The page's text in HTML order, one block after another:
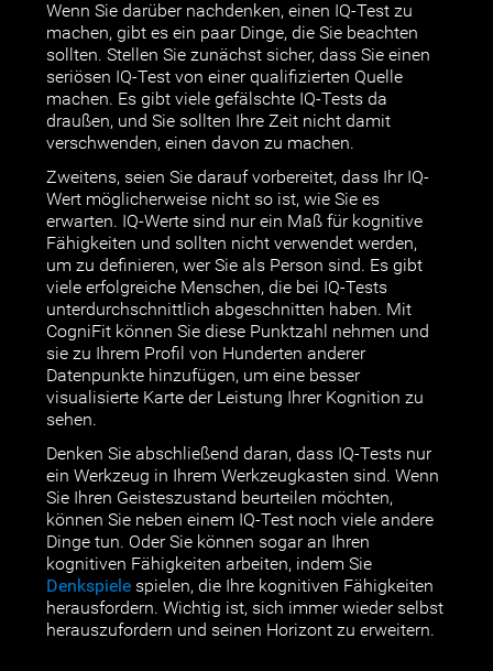
Wenn Sie darüber nachdenken, einen IQ-Test zu
machen, gibt es ein paar Dinge, die Sie beachten
sollten. Stellen Sie zunächst sicher, dass Sie einen
seriösen IQ-Test von einer qualifizierten Quelle
machen. Es gibt viele gefälschte IQ-Tests da
draußen, und Sie sollten Ihre Zeit nicht damit
verschwenden, einen davon zu machen.
Zweitens, seien Sie darauf vorbereitet, dass Ihr IQ-
Wert möglicherweise nicht so ist, wie Sie es
erwarten. IQ-Werte sind nur ein Maß für kognitive
Fähigkeiten und sollten nicht verwendet werden,
um zu definieren, wer Sie als Person sind. Es gibt
viele erfolgreiche Menschen, die bei IQ-Tests
unterdurchschnittlich abgeschnitten haben. Mit
CogniFit können Sie diese Punktzahl nehmen und
sie zu Ihrem Profil von Hunderten anderer
Datenpunkte hinzufügen, um eine besser
visualisierte Karte der Leistung Ihrer Kognition zu
sehen.
Denken Sie abschließend daran, dass IQ-Tests nur
ein Werkzeug in Ihrem Werkzeugkasten sind. Wenn
Sie Ihren Geisteszustand beurteilen möchten,
können Sie neben einem IQ-Test noch viele andere
Dinge tun. Oder Sie können sogar an Ihren
kognitiven Fähigkeiten arbeiten, indem Sie
Denkspiele spielen, die Ihre kognitiven Fähigkeiten
herausfordern. Wichtig ist, sich immer wieder selbst
herauszufordern und seinen Horizont zu erweitern.